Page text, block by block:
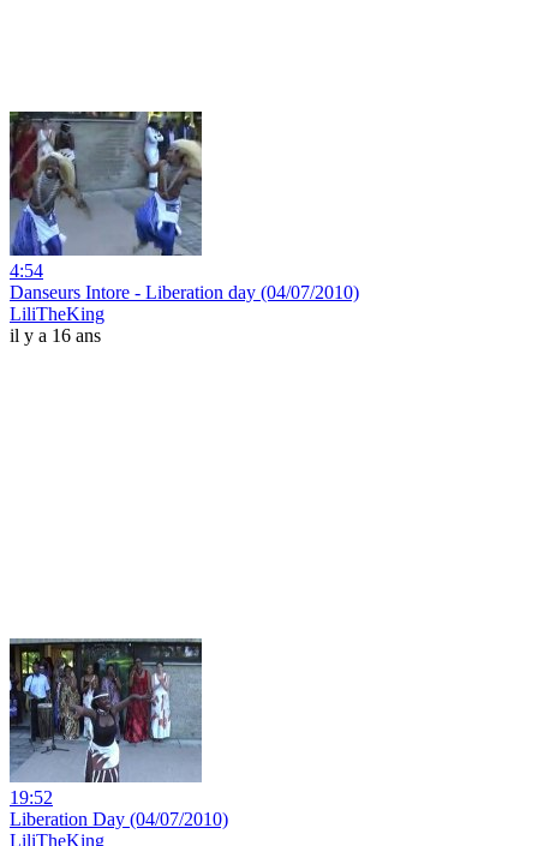
4:54
Danseurs Intore - Liberation day (04/07/2010)
LiliTheKing
il y a 16 ans
19:52
Liberation Day (04/07/2010)
LiliTheKing